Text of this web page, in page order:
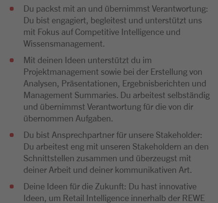
Du packst mit an und übernimmst Verantwortung:
Du bist engagiert, begleitest und unterstützt uns
mit Fokus auf Competitive Intelligence und
Wissensmanagement.
Mit deinen Ideen unterstützt du im
Projektmanagement sowie bei der Erstellung von
Analysen, Präsentationen, Ergebnisberichten und
Management Summaries. Du arbeitest selbständig
und übernimmst Verantwortung für die von dir
übernommen Aufgaben.
Du bist Ansprechpartner für unsere Stakeholder:
Du arbeitest eng mit unseren Stakeholdern an den
Schnittstellen zusammen und überzeugst mit
deiner Arbeit und deiner kommunikativen Art.
Deine Ideen für die Zukunft: Du hast innovative
Ideen, um Retail Intelligence innerhalb der REWE